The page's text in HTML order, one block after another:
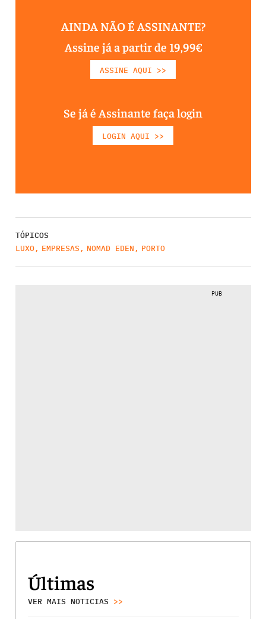
AINDA NÃO É ASSINANTE?
Assine já a partir de 19,99€
ASSINE AQUI >>
Se já é Assinante faça login
LOGIN AQUI >>
TÓPICOS
LUXO, EMPRESAS , NOMAD EDEN , PORTO
PUB
Últimas
VER MAIS NOTICIAS >>